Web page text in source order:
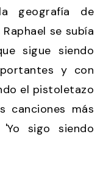
geografía de
se subía
sigue siendo
y con
el pistoletazo
canciones más
sigo siendo